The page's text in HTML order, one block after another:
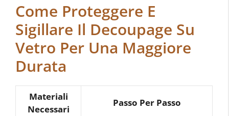
Come Proteggere E
Sigillare Il Decoupage Su
Vetro Per Una Maggiore
Durata
Materiali
Necessari
Passo Per Passo